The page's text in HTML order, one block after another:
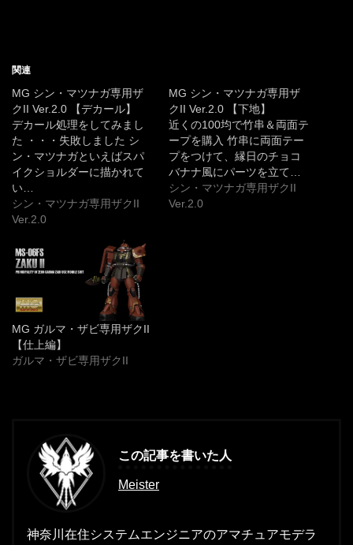
関連
MG シン・マツナガ専用ザ
クII Ver.2.0 【デカール】
デカール処理をしてみまし
た ・・・失敗しました シ
ン・マツナガといえばスパ
イクショルダーに描かれて
い…
シン・マツナガ専用ザクII
Ver.2.0
MG シン・マツナガ専用ザ
クII Ver.2.0 【下地】
近くの100均で竹串＆両面テ
ープを購入 竹串に両面テー
プをつけて、縁日のチョコ
バナナ風にパーツを立て…
シン・マツナガ専用ザクII
Ver.2.0
MG ガルマ・ザビ専用ザクII
【仕上編】
ガルマ・ザビ専用ザクII
この記事を書いた人
Meister
神奈川在住システムエンジニアのアマチュアモデラ